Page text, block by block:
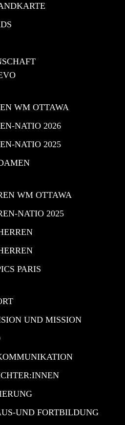
WM OTTAWA
NATIO 2026
NATIO 2025
WM OTTAWA
NATIO 2025
PARIS
UND MISSION
UND FORTBILDUNG